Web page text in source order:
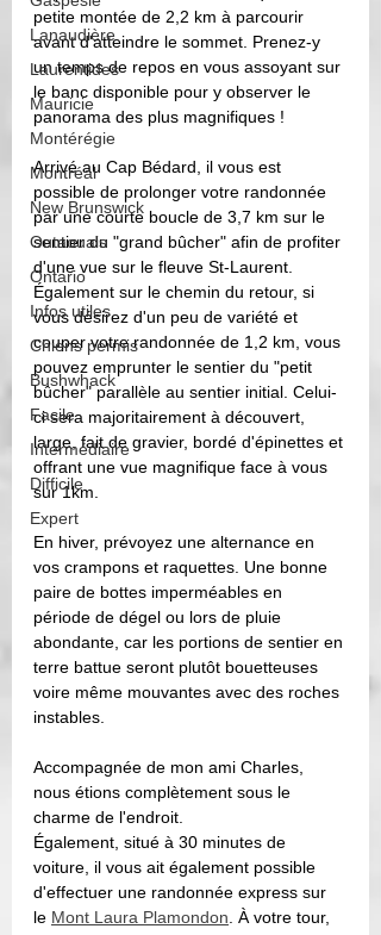
Lanaudière
Laurentides
Mauricie
Montérégie
Montréal
New Brunswick
Outaouais
Ontario
Infos utiles
Chiens permis
Bushwhack
Facile
Intermédiaire
Difficile
Expert
petite montée de 2,2 km à parcourir
avant d'atteindre le sommet. Prenez-y
un temps de repos en vous assoyant sur
le banc disponible pour y observer le
panorama des plus magnifiques !
Arrivé au Cap Bédard, il vous est
possible de prolonger votre randonnée
par une courte boucle de 3,7 km sur le
sentier du "grand bûcher" afin de profiter
d'une vue sur le fleuve St-Laurent.
Également sur le chemin du retour, si
vous désirez d'un peu de variété et
couper votre randonnée de 1,2 km, vous
pouvez emprunter le sentier du "petit
bûcher" parallèle au sentier initial. Celui-
ci sera majoritairement à découvert,
large, fait de gravier, bordé d'épinettes et
offrant une vue magnifique face à vous
sur 1km.
En hiver, prévoyez une alternance en
vos crampons et raquettes. Une bonne
paire de bottes imperméables en
période de dégel ou lors de pluie
abondante, car les portions de sentier en
terre battue seront plutôt bouetteuses
voire même mouvantes avec des roches
instables.
Accompagnée de mon ami Charles,
nous étions complètement sous le
charme de l'endroit.
Également, situé à 30 minutes de
voiture, il vous ait également possible
d'effectuer une randonnée express sur
le Mont Laura Plamondon . À votre tour,